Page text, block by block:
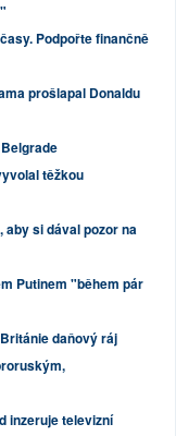
Podpořte finančně
prošlapal Donaldu
těžkou
aby si dával pozor na
Putinem "během pár
daňový ráj
inzeruje televizní